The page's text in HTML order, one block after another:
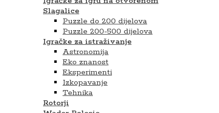
Slagalice
Puzzle do 200 dijelova
Puzzle 200-500 dijelova
Igračke za istraživanje
Astronomija
Eko znanost
Eksperimenti
Izkopavanje
Tehnika
Rotorji